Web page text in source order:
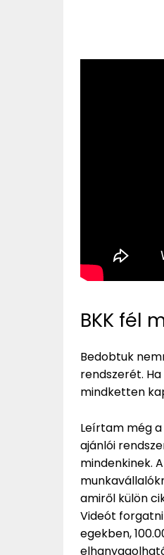
BKK fél
Bedobtuk
rendszerét.
mindketten
Leírtam még a
ajánlói
mindenkinek.
amiről külön
Videót
egekben,